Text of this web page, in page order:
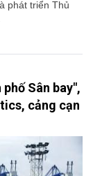
phát triển Thủ
Sân bay",
cảng cạn